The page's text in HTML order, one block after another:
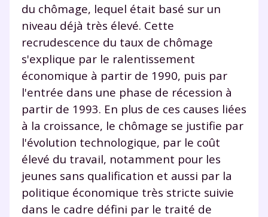
du chômage, lequel était basé sur un
niveau déjà très élevé. Cette
recrudescence du taux de chômage
s'explique par le ralentissement
économique à partir de 1990, puis par
l'entrée dans une phase de récession à
partir de 1993. En plus de ces causes liées
à la croissance, le chômage se justifie par
l'évolution technologique, par le coût
élevé du travail, notamment pour les
jeunes sans qualification et aussi par la
politique économique très stricte suivie
dans le cadre défini par le traité de